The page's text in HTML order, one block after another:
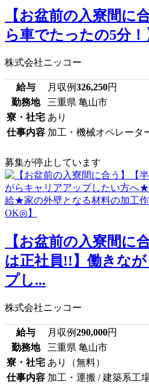
【お盆前の入寮間に
ら車でたったの5分！
株式会社ニッコー
給与 月収例326,250円
勤務地
三重県 亀山市
寮・社宅 あり
仕事内容 加工・機械オペレータ
募集が停止しています
【お盆前の入寮間に
は正社員!!】働きな
プし...
株式会社ニッコー
給与 月収例290,000円
勤務地
三重県 亀山市
寮・社宅 あり（無料）
仕事内容 加工・運搬 / 建築系工